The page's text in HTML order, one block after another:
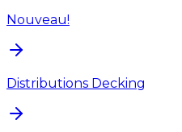
Nouveau!
Distributions Decking